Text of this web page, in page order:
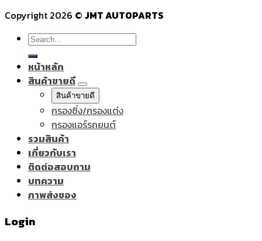
Copyright 2026 © JMT AUTOPARTS
Search
for:
หน้าหลัก
สินค้าขายดี
สินค้าขายดี
กรองซิ่ง/กรองแต่ง
กรองแอร์รถยนต์
รวมสินค้า
เกี่ยวกับเรา
ติดต่อสอบถาม
บทความ
ภาพส่งของ
Login